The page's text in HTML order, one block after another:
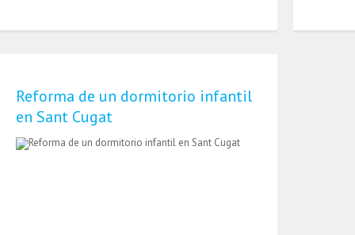
Reforma de un dormitorio infantil
en Sant Cugat